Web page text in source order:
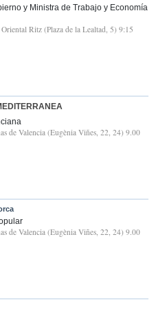
y Ministra de Trabajo y Economía
Ritz (Plaza de la Lealtad, 5) 9:15
de Valencia (Eugènia Viñes, 22, 24) 9.00
de Valencia (Eugènia Viñes, 22, 24) 9.00